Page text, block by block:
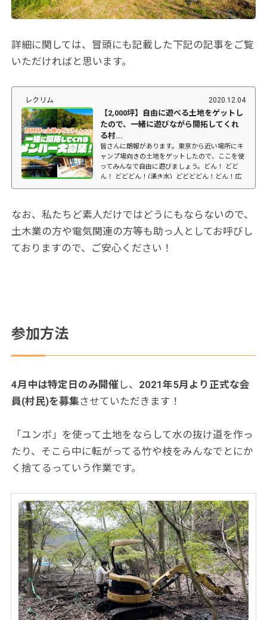
詳細に関しては、冒頭にも記載した下記の記事をご覧
いただければと思います。
レクリム 2020.12.04
【2,000坪】自由に遊べる土地をゲットし
たので、一緒に遊びながら開拓してくれ
る村...
皆さんに朗報があります。東京から近い場所にキ
ャンプ場向きの土地をゲットしたので、ここを使
ってみんなで自由に遊びましょう。どん！ どど
ん！ どどどん！(湧き水) どどどどん！どん！広
さは約2,000坪！古民家（ほぼ廃墟）付き、電
なお、私たちど素人だけではどうにもならないので、
土木業の方や電気関連の方等も助っ人としてお呼びし
ておりますので、ご安心ください！
参加方法
4月中は特定日のみ開催 し、 2021年5月より正式な会
員(村民)を募集させていただきます！
「ユンボ」を使って土地をならして水の抜け道を作っ
たり、そこら中に転がってる竹や枝をみんなでとにか
く捨てるっていう作業です。